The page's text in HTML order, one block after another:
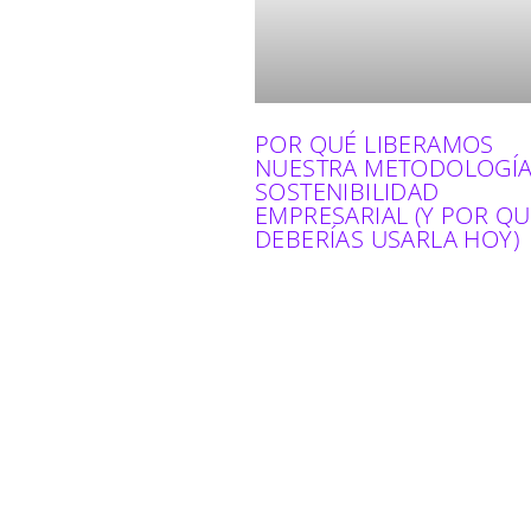
POR QUÉ LIBERAMOS
NUESTRA
SOSTENIBILIDAD
EMPRESARIAL (Y POR
DEBERÍAS USARLA HOY)